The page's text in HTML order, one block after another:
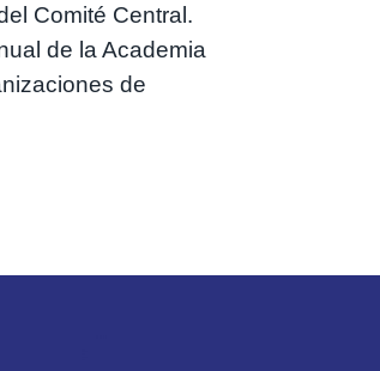
Comité Central.
de la Academia
de